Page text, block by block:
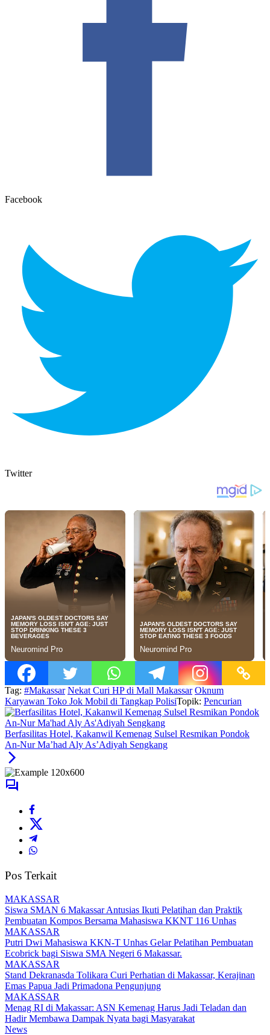
Facebook
Twitter
Tag: #Makassar Nekat Curi HP di Mall Makassar Oknum
Karyawan Toko Jok Mobil di Tangkap PolisiTopik: Pencurian
Berfasilitas Hotel, Kakanwil Kemenag Sulsel Resmikan Pondok
An-Nur Ma’had Aly As’Adiyah Sengkang
Pos Terkait
MAKASSAR
Siswa SMAN 6 Makassar Antusias Ikuti Pelatihan dan Praktik
Pembuatan Kompos Bersama Mahasiswa KKNT 116 Unhas
MAKASSAR
Putri Dwi Mahasiswa KKN-T Unhas Gelar Pelatihan Pembuatan
Ecobrick bagi Siswa SMA Negeri 6 Makassar.
MAKASSAR
Stand Dekranasda Tolikara Curi Perhatian di Makassar, Kerajinan
Emas Papua Jadi Primadona Pengunjung
MAKASSAR
Menag RI di Makassar: ASN Kemenag Harus Jadi Teladan dan
Hadir Membawa Dampak Nyata bagi Masyarakat
News